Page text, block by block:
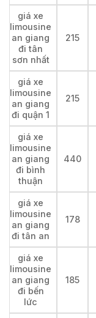
giá xe
limousine
an giang
đi tân
sơn nhất
215
giá xe
limousine
an giang
đi quận 1
215
giá xe
limousine
an giang
đi bình
thuận
440
giá xe
limousine
an giang
đi tân an
178
giá xe
limousine
an giang
đi bến
lức
185